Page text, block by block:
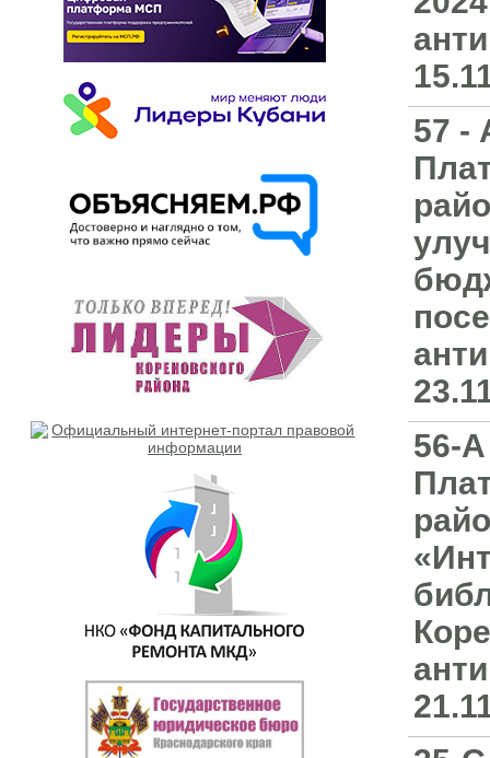
57 -
56-